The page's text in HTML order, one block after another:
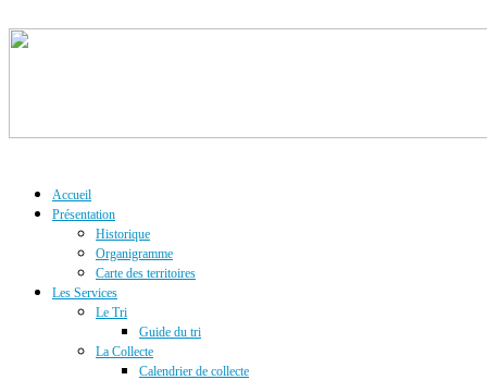
Accueil
Présentation
Historique
Organigramme
Carte des territoires
Les Services
Le Tri
Guide du tri
La Collecte
Calendrier de collecte